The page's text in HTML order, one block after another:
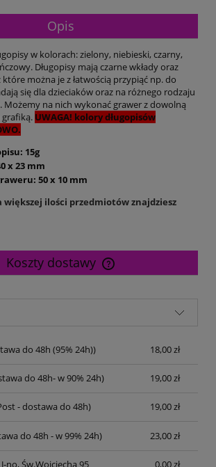
Opis
w kolorach: zielony, niebieski, czarny,
Długopisy mają czarne wkłady oraz
można je z łatwością przypiąć np. do
się dla dzieciaków oraz na różnego rodzaju
Możemy na nich wykonać grawer z dowolną
UWAGA! kolory długopisów
15g
x 23 mm
50 x 10 mm
większej ilości przedmiotów znajdziesz
Koszty dostawy
ewentualnych kosztów płatności
do 48h (95% 24h)) 18,00 zł
do 48h- w 90% 24h) 19,00 zł
- dostawa do 48h) 19,00 zł
do 48h - w 99% 24h) 23,00 zł
no, Św.Wojciecha 95 0,00 zł